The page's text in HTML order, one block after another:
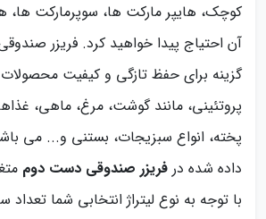
کوچک، هایپر مارکت ها، سوپرمارکت ها،
آن احتیاج پیدا خواهید کرد. فریزر
گزینه برای حفظ تازگی و کیفیت
پروتئینی، مانند گوشت، مرغ، ماهی،
پخته، انواع سبزیجات، بستنی و... می
داده شده در فریزر صندوقی دست دوم
با توجه به نوع لیتراژ انتخابی شما تعداد